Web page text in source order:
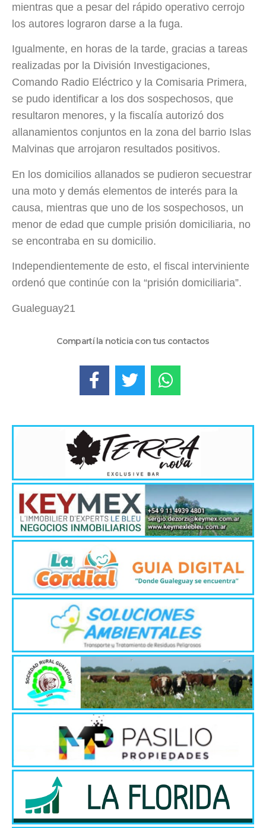
mientras que a pesar del rápido operativo cerrojo
los autores lograron darse a la fuga.
Igualmente, en horas de la tarde, gracias a tareas
realizadas por la División Investigaciones,
Comando Radio Eléctrico y la Comisaria Primera,
se pudo identificar a los dos sospechosos, que
resultaron menores, y la fiscalía autorizó dos
allanamientos conjuntos en la zona del barrio Islas
Malvinas que arrojaron resultados positivos.
En los domicilios allanados se pudieron secuestrar
una moto y demás elementos de interés para la
causa, mientras que uno de los sospechosos, un
menor de edad que cumple prisión domiciliaria, no
se encontraba en su domicilio.
Independientemente de esto, el fiscal interviniente
ordenó que continúe con la “prisión domiciliaria”.
Gualeguay21
Compartí la noticia con tus contactos